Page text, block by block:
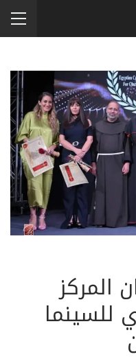
المركز
للسينما